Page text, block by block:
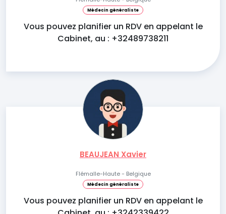
Médecin généraliste
Vous pouvez planifier un RDV en appelant le
Cabinet, au : +32489738211
BEAUJEAN Xavier
Flémalle-Haute - Belgique
Médecin généraliste
Vous pouvez planifier un RDV en appelant le